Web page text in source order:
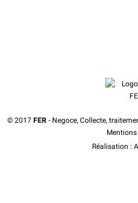
© 2017 FER - Negoce, Collecte,
Réalisation :